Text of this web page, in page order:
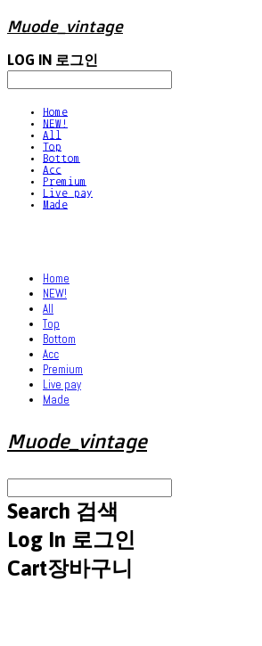
Muode_vintage
LOG IN 로그인
Home
NEW!
All
Top
Bottom
Acc
Premium
Live pay
Made
Home
NEW!
All
Top
Bottom
Acc
Premium
Live pay
Made
Muode_vintage
Search 검색
Log In 로그인
Cart장바구니